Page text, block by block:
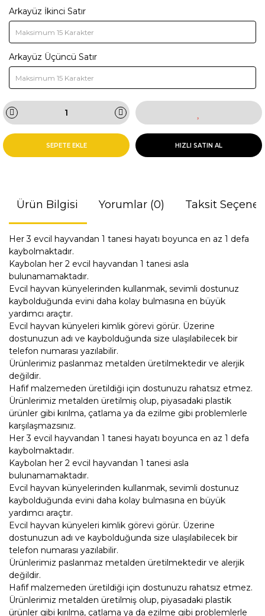
Arkayüz İkinci Satır
Arkayüz Üçüncü Satır
SEPETE EKLE HIZLI SATIN AL
Ürün Bilgisi Yorumlar (0) Taksit
Her 3 evcil hayvandan 1 tanesi hayatı boyunca en az 1 defa
kaybolmaktadır.
Kaybolan her 2 evcil hayvandan 1 tanesi asla
bulunamamaktadır.
Evcil hayvan künyelerinden kullanmak, sevimli dostunuz
kaybolduğunda evini daha kolay bulmasına en büyük
yardımcı araçtır.
Evcil hayvan künyeleri kimlik görevi görür. Üzerine
dostunuzun adı ve kaybolduğunda size ulaşılabilecek bir
telefon numarası yazılabilir.
Ürünlerimiz paslanmaz metalden üretilmektedir ve alerjik
değildir.
Hafif malzemeden üretildiği için dostunuzu rahatsız etmez.
Ürünlerimiz metalden üretilmiş olup, piyasadaki plastik
ürünler gibi kırılma, çatlama ya da ezilme gibi problemlerle
karşılaşmazsınız.
Her 3 evcil hayvandan 1 tanesi hayatı boyunca en az 1 defa
kaybolmaktadır.
Kaybolan her 2 evcil hayvandan 1 tanesi asla
bulunamamaktadır.
Evcil hayvan künyelerinden kullanmak, sevimli dostunuz
kaybolduğunda evini daha kolay bulmasına en büyük
yardımcı araçtır.
Evcil hayvan künyeleri kimlik görevi görür. Üzerine
dostunuzun adı ve kaybolduğunda size ulaşılabilecek bir
telefon numarası yazılabilir.
Ürünlerimiz paslanmaz metalden üretilmektedir ve alerjik
değildir.
Hafif malzemeden üretildiği için dostunuzu rahatsız etmez.
Ürünlerimiz metalden üretilmiş olup, piyasadaki plastik
ürünler gibi kırılma, çatlama ya da ezilme gibi problemlerle